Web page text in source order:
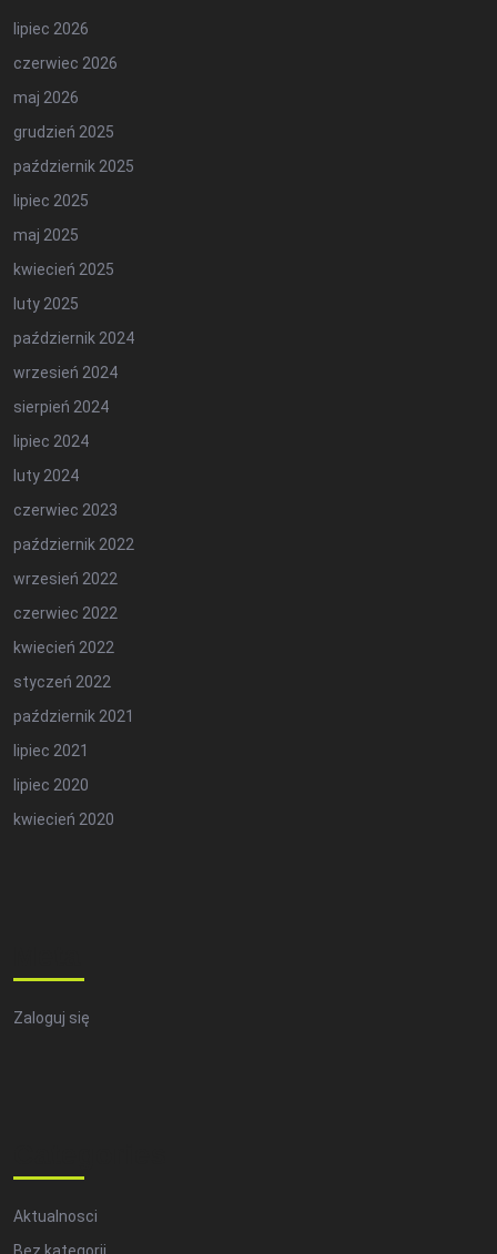
lipiec 2026
czerwiec 2026
maj 2026
grudzień 2025
październik 2025
lipiec 2025
maj 2025
kwiecień 2025
luty 2025
październik 2024
wrzesień 2024
sierpień 2024
lipiec 2024
luty 2024
czerwiec 2023
październik 2022
wrzesień 2022
czerwiec 2022
kwiecień 2022
styczeń 2022
październik 2021
lipiec 2021
lipiec 2020
kwiecień 2020
Zaloguj się
Aktualnosci